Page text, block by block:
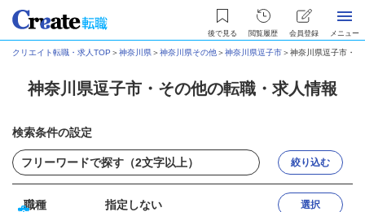
後で見る 閲覧履歴 会員登録 メニュー
クリエイト転職・求人TOP ＞神奈川県＞神奈川県その他＞神奈川県逗子市＞神奈川県逗子市・
神奈川県逗子市・その他の転職・求人情報
検索条件の設定
絞り込む
職種 指定しない 選択